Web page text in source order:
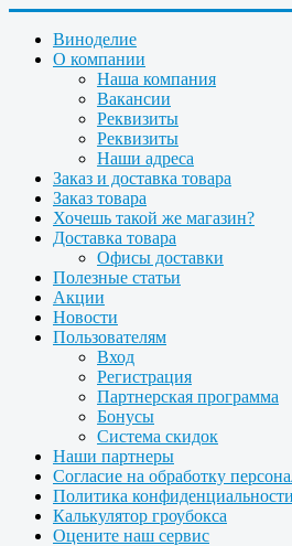
Виноделие
О компании
Наша компания
Вакансии
Реквизиты
Реквизиты
Наши адреса
Заказ и доставка товара
Заказ товара
Хочешь такой же магазин?
Доставка товара
Офисы доставки
Полезные статьи
Акции
Новости
Пользователям
Вход
Регистрация
Партнерская программа
Бонусы
Система скидок
Наши партнеры
Согласие на обработку
Политика конфиденциальности
Калькулятор гроубокса
Оцените наш сервис